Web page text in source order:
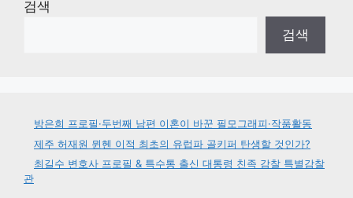
검색
검색
방은희 프로필·두번째 남편 이혼이 바꾼 필모그래피·작품활동
제주 허재원 뮌헨 이적 최초의 유럽파 골키퍼 탄생할 것인가?
최길수 변호사 프로필 & 특수통 출신 대통령 친족 감찰 특별감찰
관